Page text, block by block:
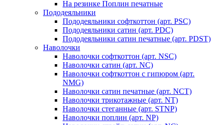
На резинке Поплин печатные
Пододеяльники
Пододеяльники софткоттон (арт. PSC)
Пододеяльники сатин (арт. PDC)
Пододеяльники сатин печатные (арт. PDST)
Наволочки
Наволочки софткоттон (арт. NSC)
Наволочки сатин (арт. NC)
Наволочки софткоттон с гипюром (арт.
NMG)
Наволочки сатин печатные (арт. NCT)
Наволочки трикотажные (арт. NT)
Наволочки стеганные (арт. STNP)
Наволочки поплин (арт. NP)